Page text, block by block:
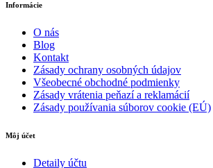
Informácie
O nás
Blog
Kontakt
Zásady ochrany osobných údajov
Všeobecné obchodné podmienky
Zásady vrátenia peňazí a reklamácií
Zásady používania súborov cookie (EÚ)
Môj účet
Detaily účtu